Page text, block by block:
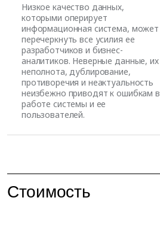
Низкое качество данных,
которыми оперирует
информационная система, может
перечеркнуть все усилия ее
разработчиков и бизнес-
аналитиков. Неверные данные, их
неполнота, дублирование,
противоречия и неактуальность
неизбежно приводят к ошибкам в
работе системы и ее
пользователей.
Стоимость